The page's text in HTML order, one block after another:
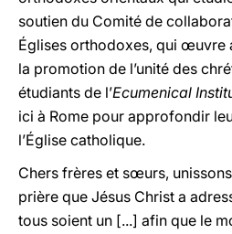
soutien du Comité de
Églises orthodoxes, qui œuvre
la promotion de l’unité des
étudiants de l’Ecumenical
ici à Rome pour approfondir
l’Église catholique.
Chers frères et sœurs,
prière que Jésus Christ a
tous soient un [...] afin que le